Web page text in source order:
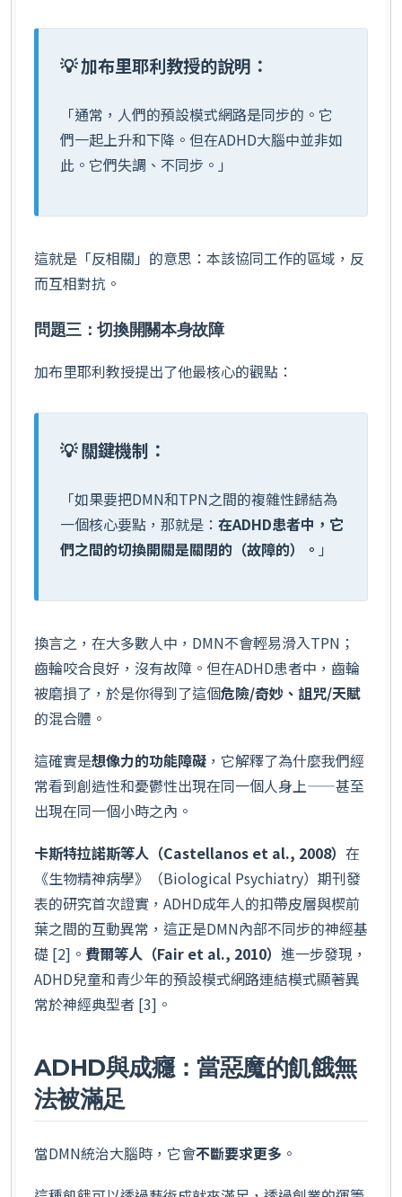
💡 加布里耶利教授的說明：
「通常，人們的預設模式網路是同步的。它
們一起上升和下降。但在ADHD大腦中並非如
此。它們失調、不同步。」
這就是「反相關」的意思：本該協同工作的區域，反
而互相對抗。
問題三：切換開關本身故障
加布里耶利教授提出了他最核心的觀點：
💡 關鍵機制：
「如果要把DMN和TPN之間的複雜性歸結為
一個核心要點，那就是： 在ADHD患者中，它
們之間的切換開關是關閉的（故障的）。 」
換言之，在大多數人中，DMN不會輕易滑入TPN；
齒輪咬合良好，沒有故障。但在ADHD患者中，齒輪
被磨損了，於是你得到了這個危險/奇妙、詛咒/天賦
的混合體。
這確實是想像力的功能障礙 ，它解釋了為什麼我們經
常看到創造性和憂鬱性出現在同一個人身上——甚至
出現在同一個小時之內。
卡斯特拉諾斯等人（Castellanos et al., 2008） 在
《生物精神病學》（Biological Psychiatry）期刊發
表的研究首次證實，ADHD成年人的扣帶皮層與楔前
葉之間的互動異常，這正是DMN內部不同步的神經基
礎 [2]。 費爾等人（Fair et al., 2010） 進一步發現，
ADHD兒童和青少年的預設模式網路連結模式顯著異
常於神經典型者 [3]。
ADHD與成癮：當惡魔的飢餓無
法被滿足
當DMN統治大腦時，它會不斷要求更多 。